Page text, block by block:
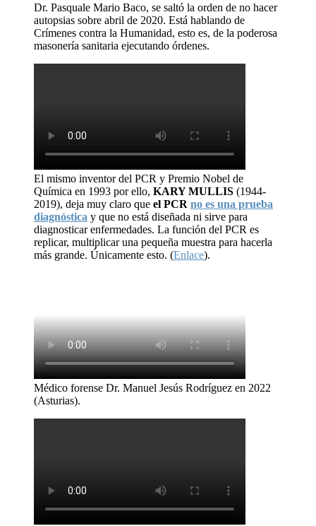
Dr. Pasquale Mario Baco, se saltó la orden de no hacer
autopsias sobre abril de 2020. Está hablando de
Crímenes contra la Humanidad, esto es, de la poderosa
masonería sanitaria ejecutando órdenes.
El mismo inventor del PCR y Premio Nobel de
Química en 1993 por ello, KARY MULLIS (1944-
2019), deja muy claro que el PCR no es una prueba
diagnóstica y que no está diseñada ni sirve para
diagnosticar enfermedades. La función del PCR es
replicar, multiplicar una pequeña muestra para hacerla
más grande. Únicamente esto. (Enlace).
Médico forense Dr. Manuel Jesús Rodríguez en 2022
(Asturias).